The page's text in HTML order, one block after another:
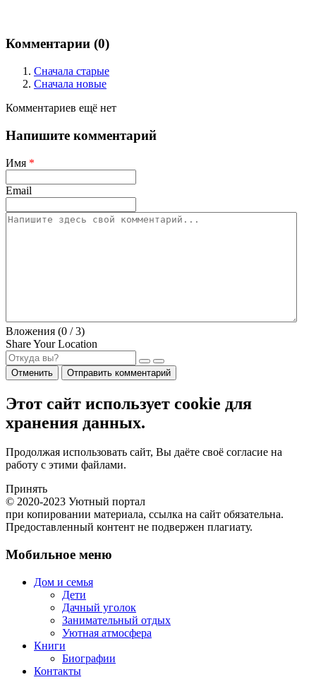
Комментарии (0)
Сначала старые
Сначала новые
Комментариев ещё нет
Напишите комментарий
Имя *
Email
Вложения (0 / 3)
Share Your Location
Отменить Отправить комментарий
Этот сайт использует cookie для
хранения данных.
Продолжая использовать сайт, Вы даёте своё согласие на
работу с этими файлами.
Принять
© 2020-2023 Уютный портал
при копировании материала, ссылка на сайт обязательна.
Предоставленный контент не подвержен плагиату.
Мобильное меню
Дом и семья
Дети
Дачный уголок
Занимательный отдых
Уютная атмосфера
Книги
Биографии
Контакты